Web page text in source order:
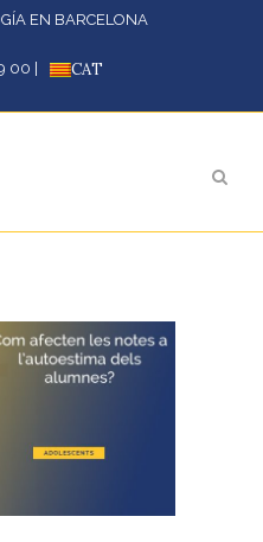
EN BARCELONA
00 | CAT